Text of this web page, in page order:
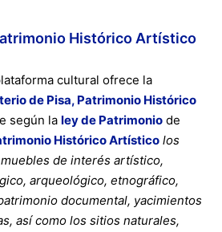
Histórico Artístico
cultural ofrece la
de Pisa, Patrimonio Histórico
según la ley de Patrimonio de
Histórico Artístico los
de interés artístico,
arqueológico, etnográfico,
documental, yacimientos
así como los sitios naturales,